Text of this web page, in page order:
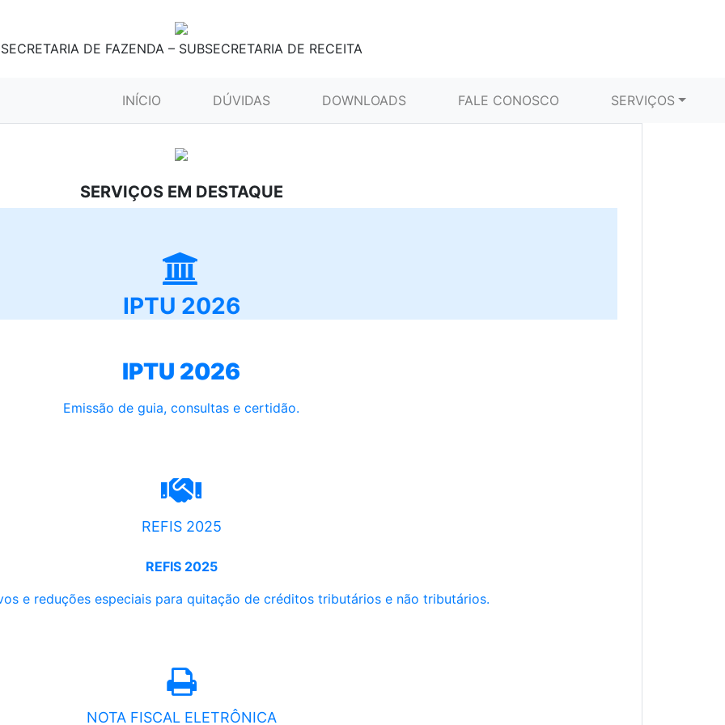
SECRETARIA DE FAZENDA – SUBSECRETARIA DE RECEITA
INÍCIO (CURRENT)DÚVIDAS DOWNLOADS FALE CONOSCO SERVIÇOS
SERVIÇOS EM DESTAQUE
IPTU 2026
IPTU 2026
Emissão de guia, consultas e certidão.
REFIS 2025
REFIS 2025
e reduções especiais para quitação de créditos tributários e não tributários.
NOTA FISCAL ELETRÔNICA